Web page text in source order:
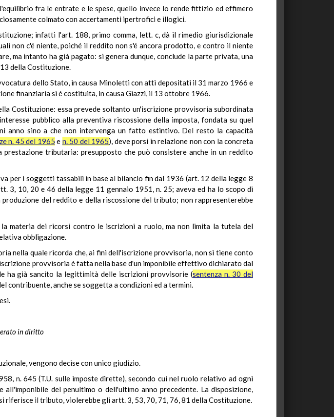
fra le entrate e le spese, quello invece lo rende fittizio ed effimero
colmato con accertamenti ipertrofici e illogici.
infatti l'art. 188, primo comma, lett. c, dà il rimedio giurisdizionale
non c'é niente, poiché il reddito non s'é ancora prodotto, e contro il niente
ma intanto ha già pagato: si genera dunque, conclude la parte privata, una
della Costituzione.
dello Stato, in causa Minoletti con atti depositati il 31 marzo 1966 e
finanziaria si é costituita, in causa Giazzi, il 13 ottobre 1966.
Costituzione: essa prevede soltanto un'iscrizione provvisoria subordinata
pubblico alla preventiva riscossione della imposta, fondata su quel
anno sino a che non intervenga un fatto estintivo. Del resto la capacità
n. 45 del 1965 e n. 50 del 1965), deve porsi in relazione non con la concreta
tributaria: presupposto che può consistere anche in un reddito
per i soggetti tassabili in base al bilancio fin dal 1936 (art. 12 della legge 8
10, 20 e 46 della legge 11 gennaio 1951, n. 25; aveva ed ha lo scopo di
del reddito e della riscossione del tributo; non rappresenterebbe
materia dei ricorsi contro le iscrizioni a ruolo, ma non limita la tutela del
obbligazione.
nella quale ricorda che, ai fini dell'iscrizione provvisoria, non si tiene conto
provvisoria é fatta nella base d'un imponibile effettivo dichiarato dal
ha già sancito la legittimità delle iscrizioni provvisorie (sentenza n. 30 del
contribuente, anche se soggetta a condizioni ed a termini.
in diritto
vengono decise con unico giudizio.
n. 645 (T.U. sulle imposte dirette), secondo cui nel ruolo relativo ad ogni
del penultimo o dell'ultimo anno precedente. La disposizione,
riferisce il tributo, violerebbe gli artt. 3, 53, 70, 71, 76, 81 della Costituzione.